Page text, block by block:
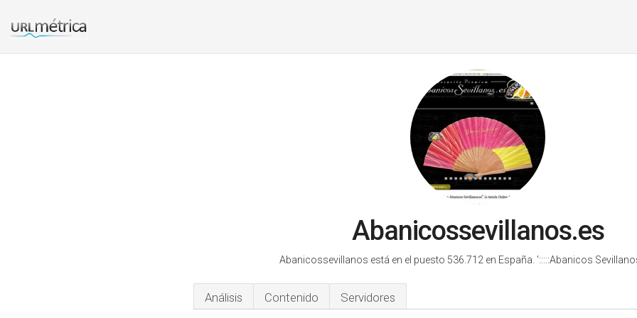
Abanicossevillanos.es
Abanicossevillanos está en el puesto 536.712 en España. ':::::Abanicos
Análisis Contenido Servidores